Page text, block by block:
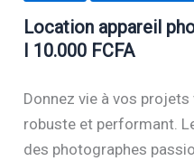
Location appareil
I 10.000 FCFA
Donnez vie à vos
robuste et performant.
des photographes